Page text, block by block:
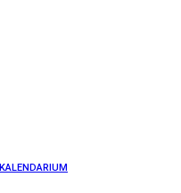
KALENDARIUM